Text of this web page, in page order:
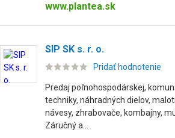
www.plantea.sk
SIP SK s. r. o.
Pridať hodnotenie
Predaj poľnohospodárskej,
techniky, náhradných dielov,
návesy, zhrabovače, kombajny,
Záručný a...